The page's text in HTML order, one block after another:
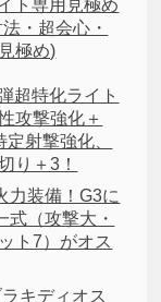
ト専用見極め
・超会心・
極め)
超特化ライト
攻撃強化＋
射撃強化、
り＋3！
力装備！G3に
式（攻撃大・
ト7）がオス
キディオス